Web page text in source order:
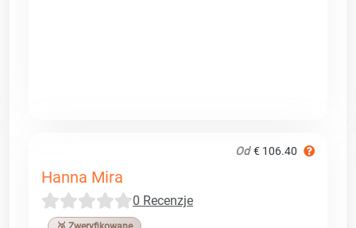
Od € 106.40
Hanna Mira
0 Recenzje